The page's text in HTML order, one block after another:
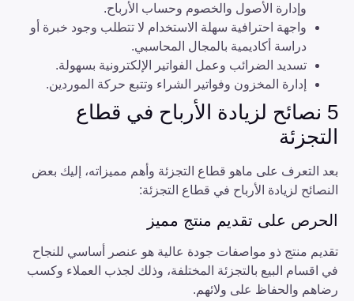
وإدارة الأصول والخصوم وحساب الأرباح.
واجهة احترافية سهلة الاستخدام لا تتطلب وجود خبرة أو
دراسة أكاديمية بالمجال المحاسبي.
تسديد الضرائب وعمل الفواتير الإلكترونية بسهولة.
إدارة المخزون وفواتير الشراء وتتبع حركة الموردين.
5 نصائح لزيادة الأرباح في قطاع
التجزئة
بعد التعرف على ماهو قطاع التجزئة وأهم مميزاته، إليك بعض
النصائح لزيادة الأرباح في قطاع التجزئة:
الحرص على تقديم منتج مميز
تقديم منتج ذو مواصفات جودة عالية هو عنصر أساسي للنجاح
في اقسام البيع بالتجزئة المختلفة، وذلك لجذب العملاء وكسب
رضاهم والحفاظ على ولائهم.